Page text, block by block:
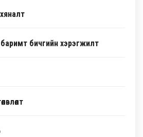
хяналт
бичгийн хэрэгжилт